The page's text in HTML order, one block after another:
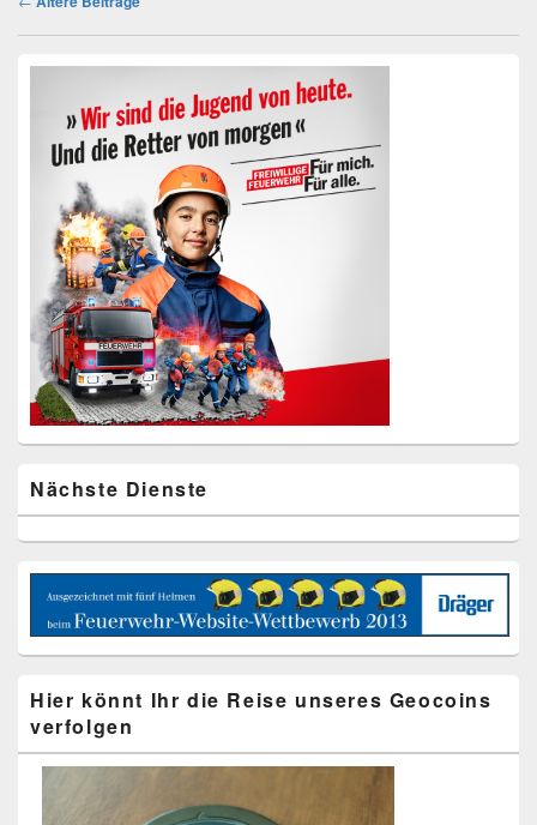
Primärer
Bereich
Nächste Dienste
Hier könnt Ihr die Reise unseres Geocoins
verfolgen